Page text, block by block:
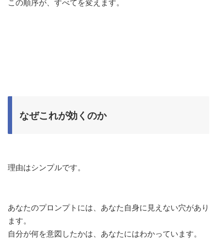
この順序が、すべてを変えます。
なぜこれが効くのか
理由はシンプルです。
あなたのプロンプトには、あなた自身に見えない穴があり
ます。
自分が何を意図したかは、あなたにはわかっています。